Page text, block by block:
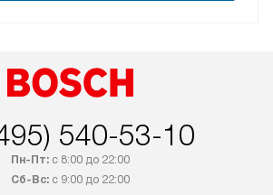
540-53-10
Пн-Пт:с 8:00 до 22:00
Сб-Вс:с 9:00 до 22:00